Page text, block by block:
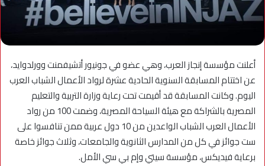
أعلنت مؤسسة إنجاز العرب، وهي عضو في جونيور أتشيفمنت وورلدوايد،
عن اختتام المسابقة السنوية الحادية عشرة لرواد الأعمال الشباب العرب
اليوم. وكانت المسابقة قد أقيمت تحت رعاية وزارة التربية والتعليم
المصرية بالشراكة مع هيئة السياحة المصرية، وضمت 100 من رواد
الأعمال العرب الشباب الواعدين من 10 دول عربية ممن تنافسوا على
ست جوائز في كل من المدارس الثانوية والجامعات، وثلاث جوائز خاصة
برعاية فيديكس، مؤسسة سيتي وإم بي سي الأمل.